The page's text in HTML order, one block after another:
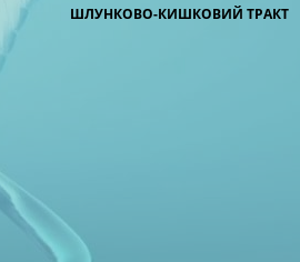
ШЛУНКОВО-КИШКОВИЙ ТРАКТ